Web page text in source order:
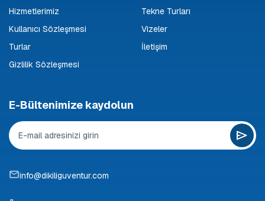
Hizmetlerimiz
Kullanıcı Sözleşmesi
Turlar
Gizlilik Sözleşmesi
Tekne Turları
Vizeler
İletişim
E-Bültenimize kaydolun
info@dikiliguventur.com